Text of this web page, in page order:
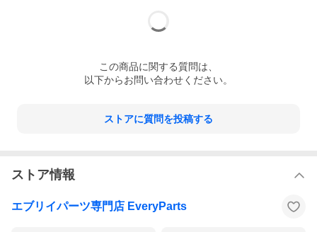
この商品に関する質問は、
以下からお問い合わせください。
ストアに質問を投稿する
ストア情報
エブリイパーツ専門店 EveryParts